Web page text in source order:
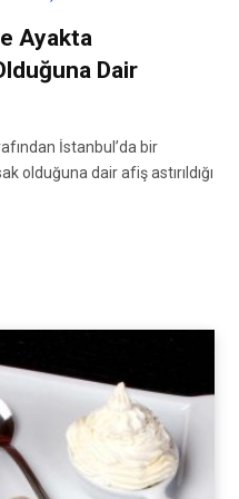
Ayakta
Dair
İstanbul’da bir
olduğuna dair afiş astırıldığı